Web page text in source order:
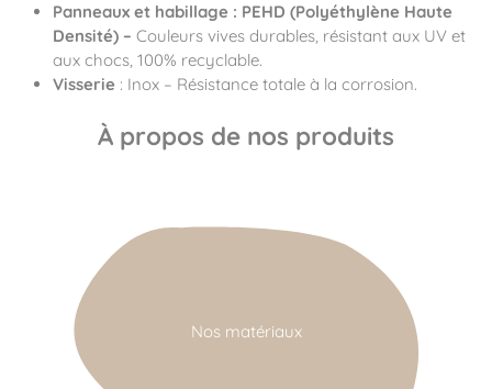
Panneaux et habillage : PEHD (Polyéthylène Haute
Densité) – Couleurs vives durables, résistant aux UV et
aux chocs, 100% recyclable.
Visserie : Inox – Résistance totale à la corrosion.
À propos de nos produits
Nos matériaux